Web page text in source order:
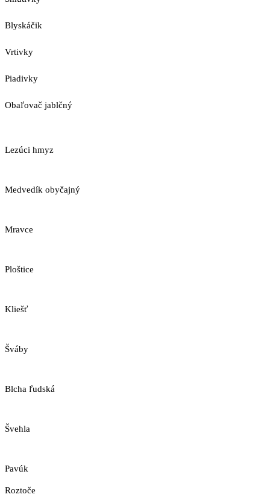
Blyskáčik
Vrtivky
Piadivky
Obaľovač jablčný
Lezúci hmyz
Medvedík obyčajný
Mravce
Ploštice
Kliešť
Šváby
Blcha ľudská
Švehla
Pavúk
Roztoče